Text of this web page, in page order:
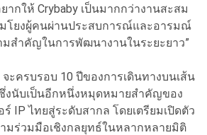
ากให้ Crybaby เป็นมากกว่างานสะสม
โยงผู้คนผ่านประสบการณ์และอารมณ์
มสำคัญในการพัฒนางานในระยะยาว”
จะครบรอบ 10 ปีของการเดินทางบนเส้น
งนับเป็นอีกหนึ่งหมุดหมายสำคัญของ
IP ไทยสู่ระดับสากล โดยเตรียมเปิดตัว
มร่วมมือเชิงกลยุทธ์ในหลากหลายมิติ